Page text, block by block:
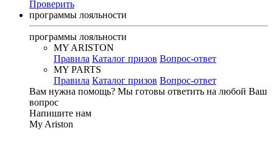
Проверить
программы лояльности
программы лояльности
MY ARISTON
Правила Каталог призов Вопрос-ответ
MY PARTS
Правила Каталог призов Вопрос-ответ
Вам нужна помощь? Мы готовы ответить на любой Ваш
вопрос
Напишите нам
My Ariston